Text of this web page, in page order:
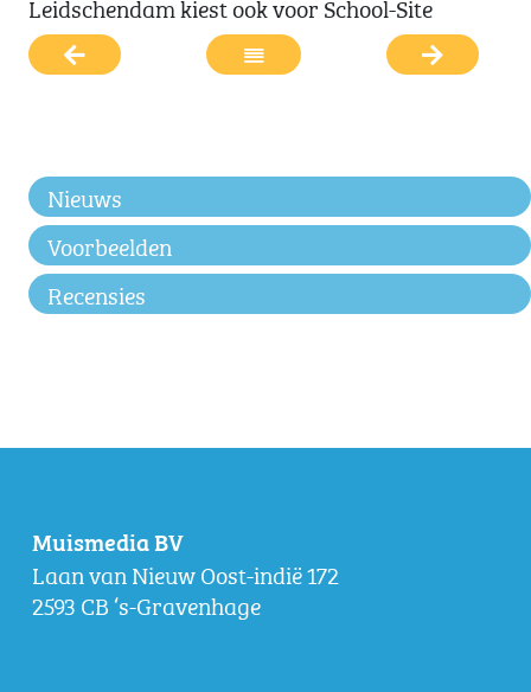
Nieuws
Voorbeelden
Recensies
Muismedia BV
Laan van Nieuw Oost-indië 172
2593 CB ‘s-Gravenhage